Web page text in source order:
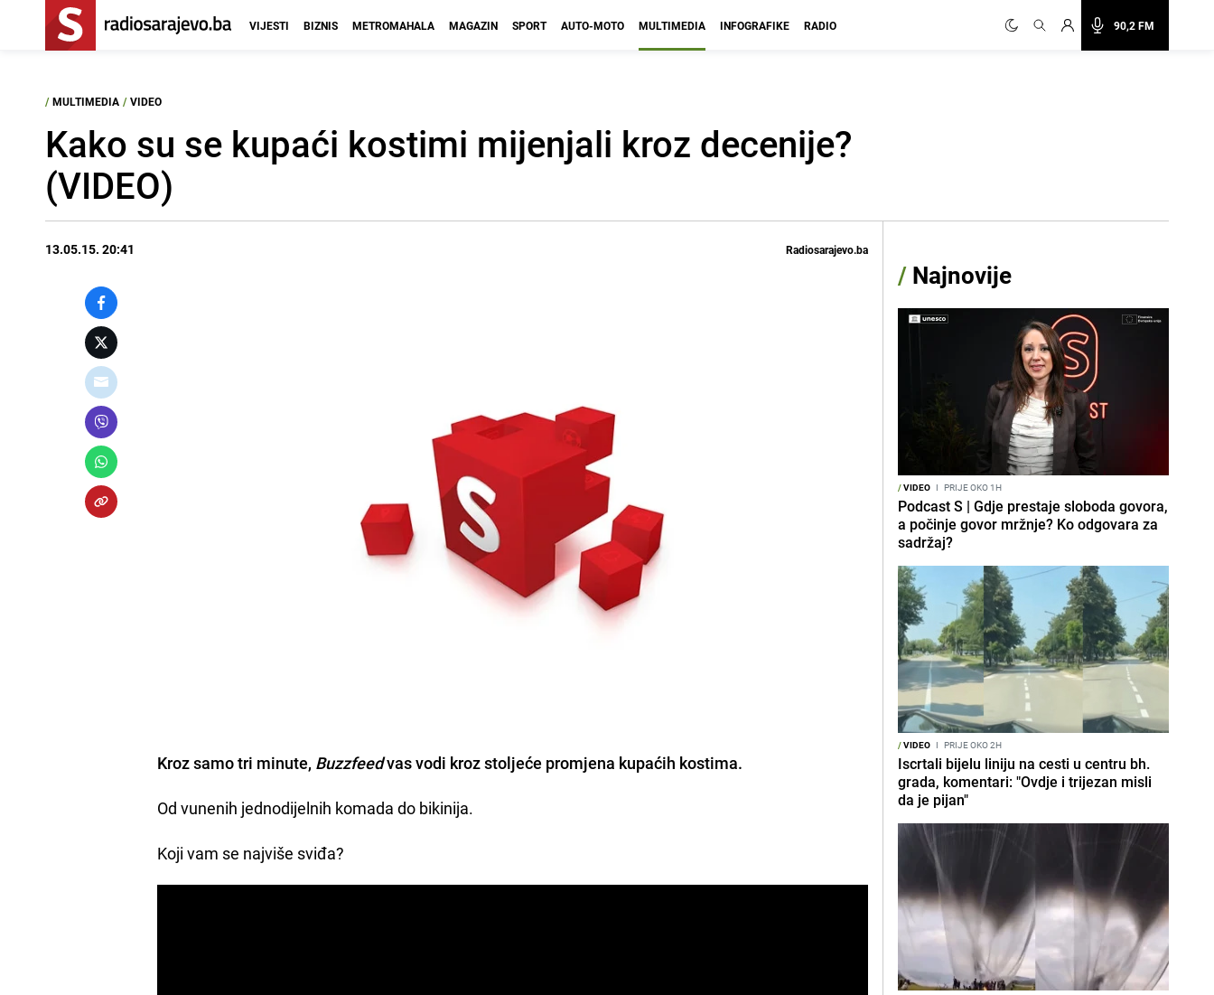
90,2 FM
VIJESTI BIZNIS METROMAHALA MAGAZIN SPORT AUTO-MOTO MULTIMEDIA INFOGRAFIKE RADIO
/ MULTIMEDIA / VIDEO
Kako su se kupaći kostimi mijenjali kroz decenije?
(VIDEO)
13.05.15. 20:41 Radiosarajevo.ba
Kroz samo tri minute, Buzzfeedvas vodi kroz stoljeće promjena kupaćih kostima.
Od vunenih jednodijelnih komada do bikinija.
Koji vam se najviše sviđa?
/ Najnovije
/VIDEO I PRIJE OKO 1H
Podcast S | Gdje prestaje sloboda govora,
a počinje govor mržnje? Ko odgovara za
sadržaj?
/VIDEO I PRIJE OKO 2H
Iscrtali bijelu liniju na cesti u centru bh.
grada, komentari: "Ovdje i trijezan misli
da je pijan"